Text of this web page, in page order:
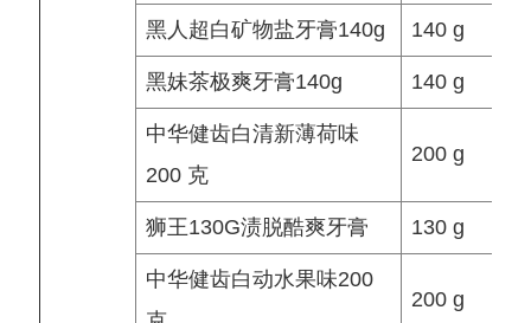
黑人超白矿物盐牙膏140g 140 g
黑妹茶极爽牙膏140g 140 g
中华健齿白清新薄荷味
200 克
200 g
狮王130G渍脱酷爽牙膏 130 g
中华健齿白动水果味200
200 g